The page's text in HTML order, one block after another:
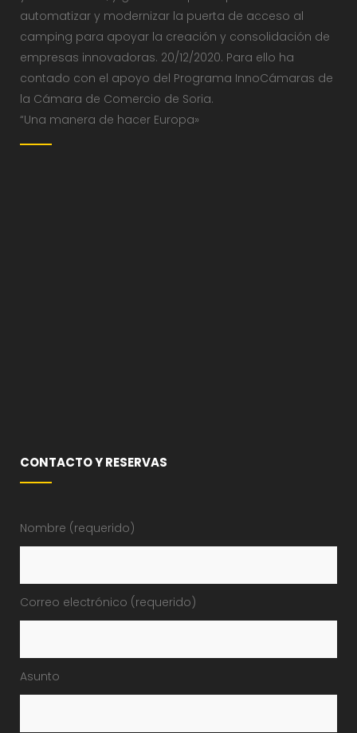
automatizar y modernizar la puerta de acceso al
camping para apoyar la creación y consolidación de
empresas innovadoras. 20/12/2020. Para ello ha
contado con el apoyo del Programa InnoCámaras de
la Cámara de Comercio de Soria.
“Una manera de hacer Europa»
CONTACTO Y RESERVAS
Nombre (requerido)
Correo electrónico (requerido)
Asunto